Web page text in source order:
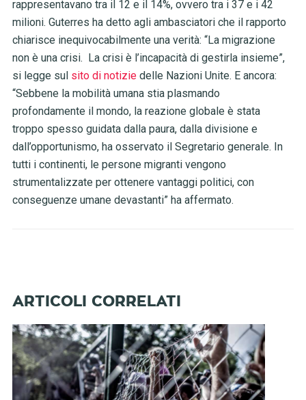
rappresentavano tra il 12 e il 14%, ovvero tra i 37 e i 42
milioni. Guterres ha detto agli ambasciatori che il rapporto
chiarisce inequivocabilmente una verità: “La migrazione
non è una crisi. La crisi è l’incapacità di gestirla insieme”,
si legge sul sito di notiziedelle Nazioni Unite. E ancora:
“Sebbene la mobilità umana stia plasmando
profondamente il mondo, la reazione globale è stata
troppo spesso guidata dalla paura, dalla divisione e
dall’opportunismo, ha osservato il Segretario generale. In
tutti i continenti, le persone migranti vengono
strumentalizzate per ottenere vantaggi politici, con
conseguenze umane devastanti” ha affermato.